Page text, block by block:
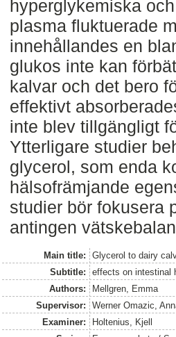
hyperglykemiska
plasma fluktuerade
innehållandes en
glukos inte kan
kalvar och det bero
effektivt
inte blev tillgängligt
Ytterligare studier
glycerol, som enda
hälsofrämjande
studier bör fokusera
antingen
Main title:
Glycerol to dairy
Subtitle:
effects on intestinal
Authors:
Mellgren, Emma
Supervisor:
Werner Omazic,
Examiner:
Holtenius, Kjell